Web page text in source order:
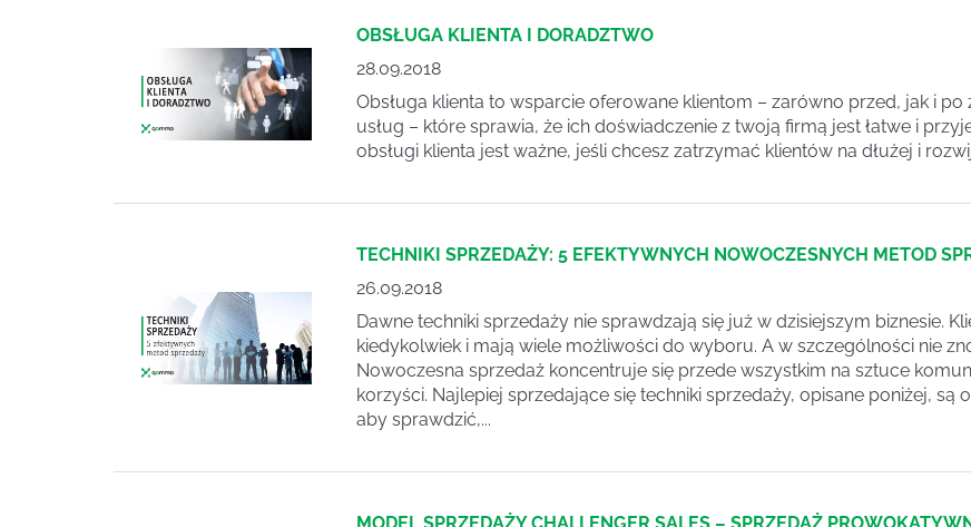
OBSŁUGA KLIENTA I DORADZTWO
28.09.2018
Obsługa klienta to wsparcie oferowane klientom – zarówno przed, jak i
usług – które sprawia, że ich doświadczenie z twoją firmą jest łatwe i
obsługi klienta jest ważne, jeśli chcesz zatrzymać klientów na dłużej i
TECHNIKI SPRZEDAŻY: 5 EFEKTYWNYCH NOWOCZESNYCH METOD
26.09.2018
Dawne techniki sprzedaży nie sprawdzają się już w dzisiejszym biznesie.
kiedykolwiek i mają wiele możliwości do wyboru. A w szczególności nie
Nowoczesna sprzedaż koncentruje się przede wszystkim na sztuce
korzyści. Najlepiej sprzedające się techniki sprzedaży, opisane poniżej, są
aby sprawdzić,...